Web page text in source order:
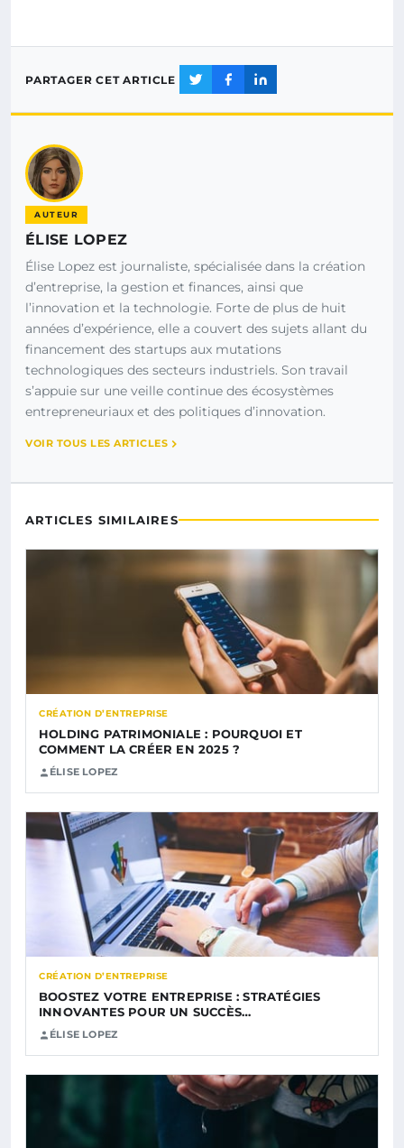
PARTAGER CET ARTICLE
AUTEUR
ÉLISE LOPEZ
Élise Lopez est journaliste, spécialisée dans la création
d’entreprise, la gestion et finances, ainsi que
l’innovation et la technologie. Forte de plus de huit
années d’expérience, elle a couvert des sujets allant du
financement des startups aux mutations
technologiques des secteurs industriels. Son travail
s’appuie sur une veille continue des écosystèmes
entrepreneuriaux et des politiques d’innovation.
VOIR TOUS LES ARTICLES
ARTICLES SIMILAIRES
CRÉATION D’ENTREPRISE
HOLDING PATRIMONIALE : POURQUOI ET
COMMENT LA CRÉER EN 2025 ?
ÉLISE LOPEZ
CRÉATION D’ENTREPRISE
BOOSTEZ VOTRE ENTREPRISE : STRATÉGIES
INNOVANTES POUR UN SUCCÈS…
ÉLISE LOPEZ